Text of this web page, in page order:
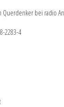
Querdenker bei radio
2283-4